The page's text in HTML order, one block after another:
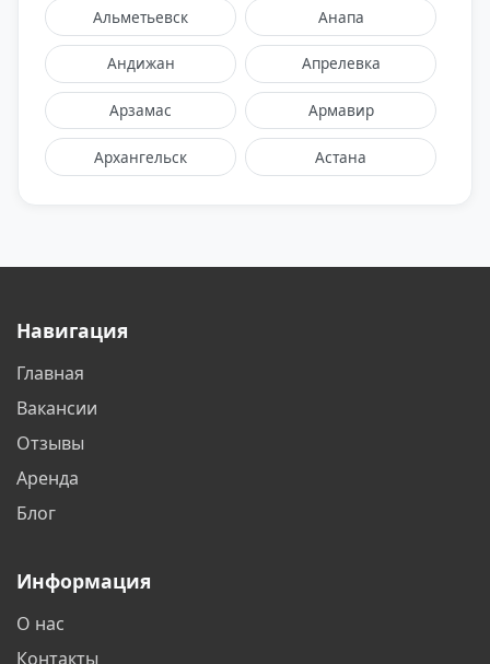
Альметьевск Анапа
Андижан Апрелевка
Арзамас Армавир
Архангельск Астана
Белореченск
Владикавказ
Навигация
Главная
Вакансии
Отзывы
Аренда
Блог
Информация
О нас
Контакты